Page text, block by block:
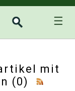
☰
mit
(0)